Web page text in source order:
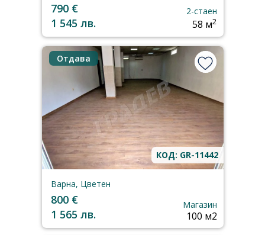
790 €
1 545 лв.
2-стаен
58 м2
Отдава
КОД: GR-11442
Варна, Цветен
800 €
1 565 лв.
Магазин
100 м2